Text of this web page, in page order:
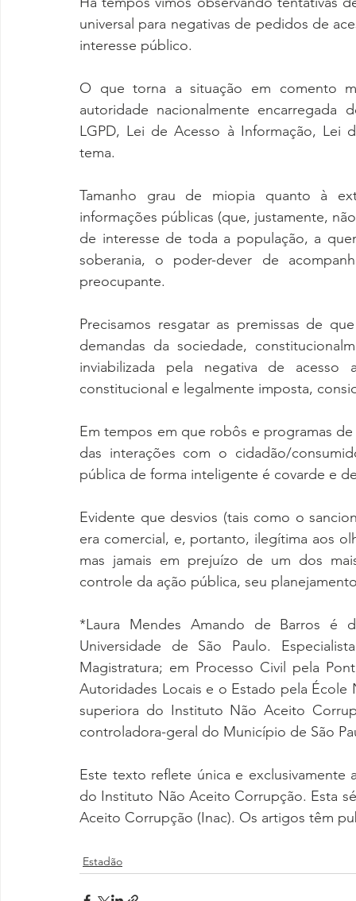
universal para negativas de pedidos de
interesse público.
O que torna a situação em comento
autoridade nacionalmente encarregada
LGPD, Lei de Acesso à Informação, Lei
tema.
Tamanho grau de miopia quanto à
informações públicas (que, justamente,
de interesse de toda a população, a
soberania, o poder-dever de
preocupante.
Precisamos resgatar as premissas de
demandas da sociedade,
inviabilizada pela negativa de
constitucional e legalmente imposta,
Em tempos em que robôs e programas
das interações com o cidadão/
pública de forma inteligente é covarde e
Evidente que desvios (tais como o
era comercial, e, portanto, ilegítima aos
mas jamais em prejuízo de um dos
controle da ação pública, seu
*Laura Mendes Amando de Barros é
Universidade de São Paulo.
Magistratura; em Processo Civil pela
Autoridades Locais e o Estado pela École
superiora do Instituto Não Aceito
controladora-geral do Município de São
Este texto reflete única e exclusivamente
do Instituto Não Aceito Corrupção. Esta
Aceito Corrupção (Inac). Os artigos têm
Estadão